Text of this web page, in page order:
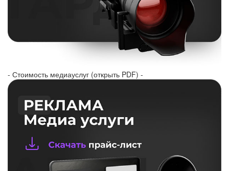
- Стоимость медиауслуг (открыть PDF) -